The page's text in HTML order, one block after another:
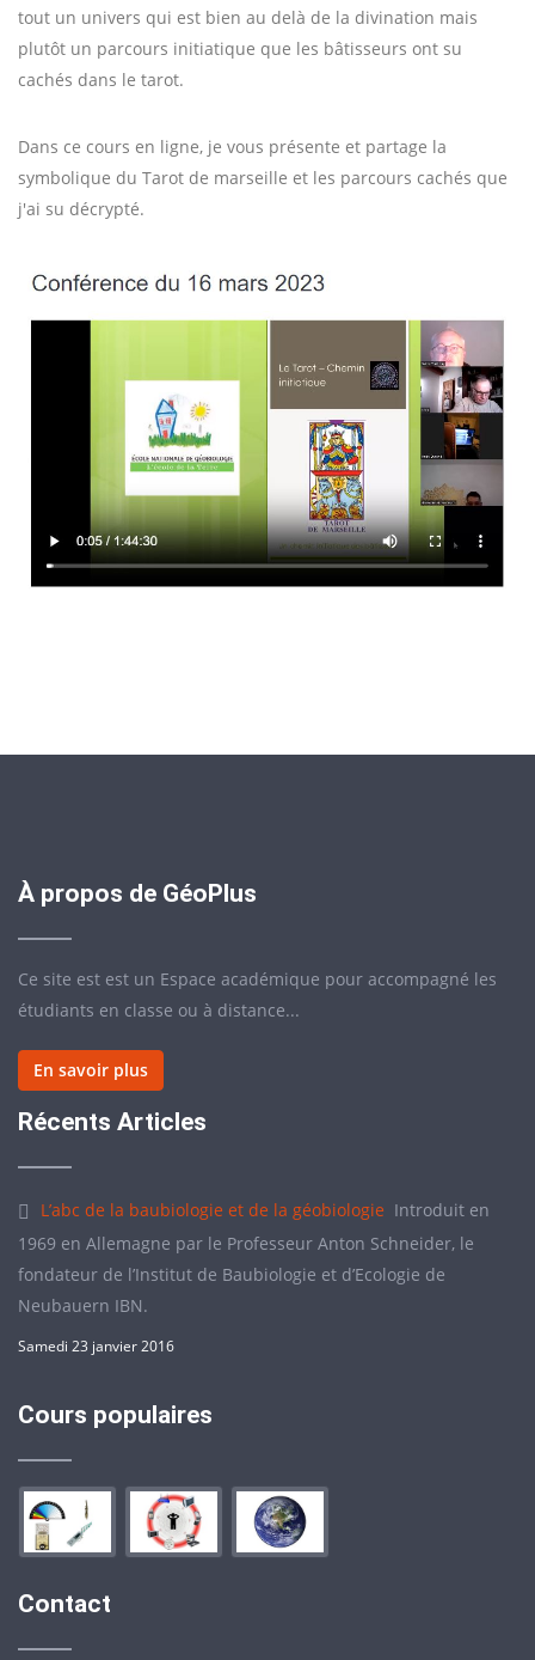
tout un univers qui est bien au delà de la divination mais
plutôt un parcours initiatique que les bâtisseurs ont su
cachés dans le tarot.
Dans ce cours en ligne, je vous présente et partage la
symbolique du Tarot de marseille et les parcours cachés que
j'ai su décrypté.
À propos de GéoPlus
Ce site est est un Espace académique pour accompagné les
étudiants en classe ou à distance...
En savoir plus
Récents Articles
L’abc de la baubiologie et de la géobiologie Introduit en
1969 en Allemagne par le Professeur Anton Schneider, le
fondateur de l’Institut de Baubiologie et d’Ecologie de
Neubauern IBN.
Samedi 23 janvier 2016
Cours populaires
Contact